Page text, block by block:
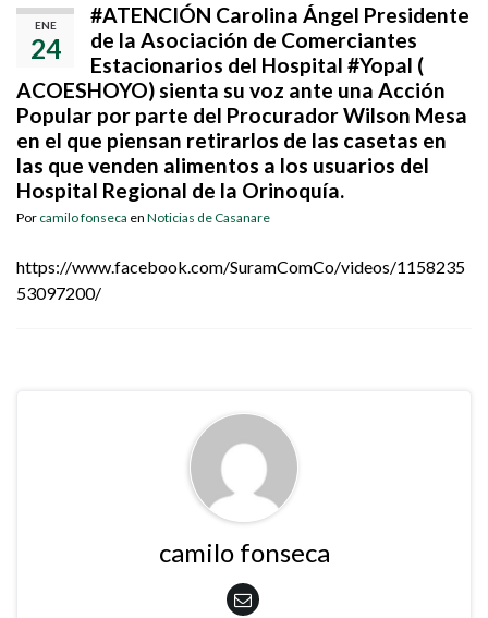
ENE
24
#ATENCIÓN Carolina Ángel Presidente
de la Asociación de Comerciantes
Estacionarios del Hospital #Yopal (
ACOESHOYO) sienta su voz ante una Acción
Popular por parte del Procurador Wilson Mesa
en el que piensan retirarlos de las casetas en
las que venden alimentos a los usuarios del
Hospital Regional de la Orinoquía.
Por camilo fonseca en Noticias de Casanare
https://www.facebook.com/SuramComCo/videos/1158235
53097200/
camilo fonseca